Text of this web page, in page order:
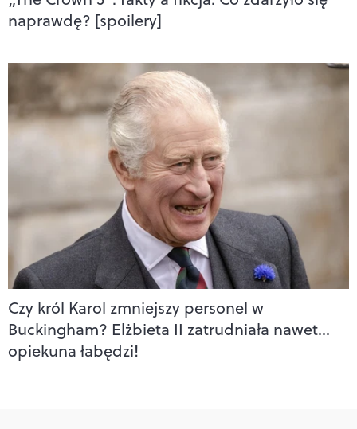
naprawdę? [spoilery]
Czy król Karol zmniejszy personel w
Buckingham? Elżbieta II zatrudniała nawet…
opiekuna łabędzi!